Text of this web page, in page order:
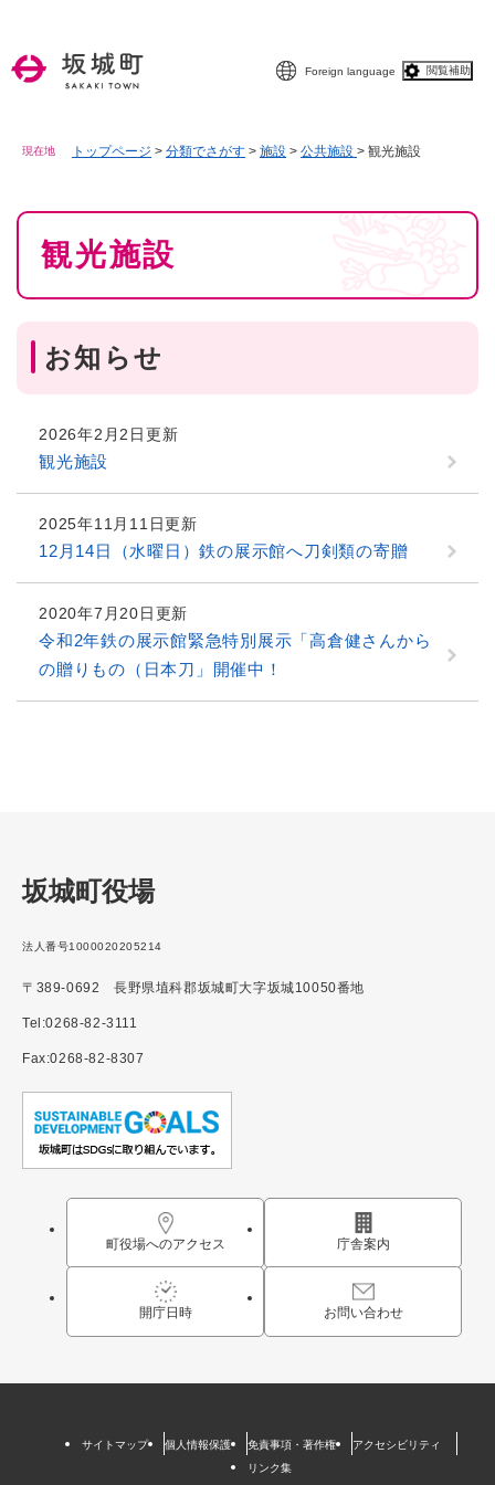
Foreign language 閲覧補助
現在地 トップページ > 分類でさがす > 施設 > 公共施設 > 観光施設
本
観光施設
お知らせ
2026年2月2日更新
観光施設
2025年11月11日更新
12月14日（水曜日）鉄の展示館へ刀剣類の寄贈
2020年7月20日更新
令和2年鉄の展示館緊急特別展示「高倉健さんから
の贈りもの（日本刀」開催中！
坂城町役場
法人番号1000020205214
〒389-0692 長野県埴科郡坂城町大字坂城10050番地
Tel:0268-82-3111
Fax:0268-82-8307
町役場へのアクセス 庁舎案内
開庁日時 お問い合わせ
サイトマップ 個人情報保護 免責事項・著作権
アクセシビリティ
リンク集